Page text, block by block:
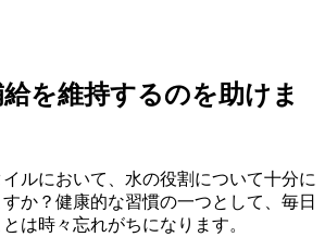
を維持するのを助けま
ルにおいて、水の役割について十分に
か？健康的な習慣の一つとして、毎日
は時々忘れがちになります。